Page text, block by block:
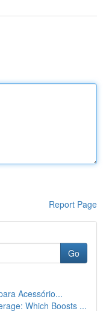
Report Page
Go
Acessório...
Which Boosts ...